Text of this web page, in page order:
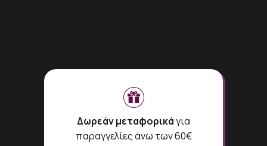
Δωρεάν μεταφορικάγια
παραγγελίες άνω των 60€